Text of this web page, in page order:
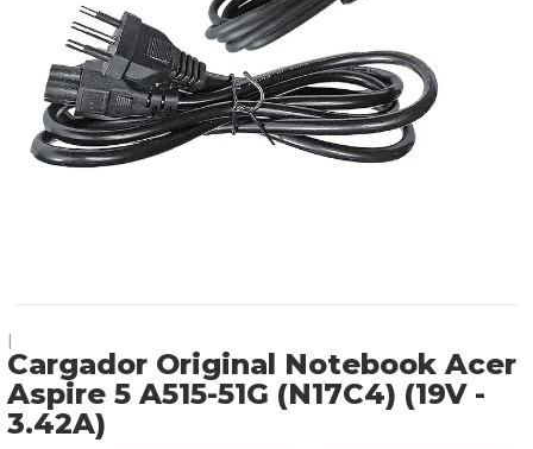
Cargador Original Notebook Acer
Aspire 5 A515-51G (N17C4) (19V -
3.42A)